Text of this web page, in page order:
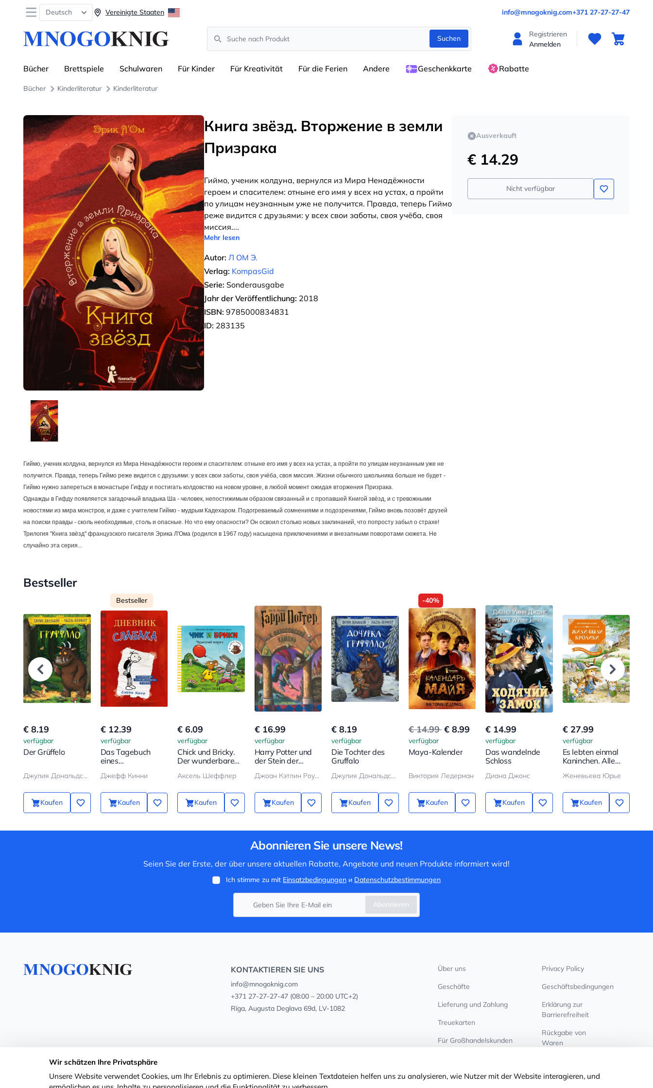
Open menu
Deutsch Vereinigte Staaten info@mnogoknig.com+371 27-27-27-47
Search
Suchen
Registrieren
Anmelden
Bücher Brettspiele Schulwaren Für Kinder Für Kreativität Für die Ferien Andere Geschenkkarte Rabatte
Bücher Kinderliteratur Kinderliteratur
Книга звёзд. Вторжение в земли
Призрака
Гиймо, ученик колдуна, вернулся из Мира Ненадёжности
героем и спасителем: отныне его имя у всех на устах, а пройти
по улицам неузнанным уже не получится. Правда, теперь Гиймо
реже видится с друзьями: у всех свои заботы, своя учёба, своя
миссия....
Mehr lesen
Autor: Л ОМ Э.
Verlag: KompasGid
Serie: Sonderausgabe
Jahr der Veröffentlichung: 2018
ISBN: 9785000834831
ID: 283135
Гиймо, ученик колдуна, вернулся из Мира Ненадёжности героем и спасителем: отныне его имя у всех на устах, а пройти по улицам неузнанным уже не
получится. Правда, теперь Гиймо реже видится с друзьями: у всех свои заботы, своя учёба, своя миссия. Жизни обычного школьника больше не будет -
Гиймо нужно запереться в монастыре Гифду и постигать колдовство на новом уровне, в любой момент ожидая вторжения Призрака.
Однажды в Гифду появляется загадочный владыка Ша - человек, непостижимым образом связанный и с пропавшей Книгой звёзд, и с тревожными
новостями из мира монстров, и даже с учителем Гиймо - мудрым Кадехаром. Подогреваемый сомнениями и подозрениями, Гиймо вновь позовёт друзей
на поиски правды - сколь необходимые, столь и опасные. Но что ему опасности? Он освоил столько новых заклинаний, что попросту забыл о страхе!
Трилогия "Книга звёзд" французского писателя Эрика Л'Ома (родился в 1967 году) насыщена приключениями и внезапными поворотами сюжета. Не
случайно эта серия...
Ausverkauft
€ 14.29
Nicht verfügbar
Bestseller
€ 8.19
verfügbar
Der Grüffelo
Джулия Дональдсон, Аксель Шеффлер
Kaufen
Bestseller
€ 12.39
verfügbar
Das Tagebuch
eines
Джефф Кинни
Kaufen
€ 6.09
verfügbar
Chick und Bricky.
Der wunderbare
Аксель Шеффлер
Kaufen
€ 16.99
verfügbar
Harry Potter und
der Stein der
Джоан Кэтлин Роулинг
Kaufen
€ 8.19
verfügbar
Die Tochter des
Gruffalo
Джулия Дональдсон
Kaufen
-40%
€ 14.99€ 8.99
verfügbar
Maya-Kalender
Виктория Ледерман
Kaufen
€ 14.99
verfügbar
Das wandelnde
Schloss
Диана Джонс
Kaufen
€ 27.99
verfügbar
Es lebten einmal
Kaninchen. Alle
Band
Женевьева Юрье
Kaufen
Abonnieren Sie unsere News!
Seien Sie der Erste, der über unsere aktuellen Rabatte, Angebote und neuen Produkte informiert wird!
Ich stimme zu mit Einsatzbedingungen и Datenschutzbestimmungen
Abonnieren
KONTAKTIEREN SIE UNS
info@mnogoknig.com
+371 27-27-27-47(08:00 – 20:00 UTC+2)
Rīga, Augusta Deglava 69d, LV-1082
Über uns
Geschäfte
Lieferung und Zahlung
Treuekarten
Für Großhandelskunden
Privacy Policy
Geschäftsbedingungen
Erklärung zur
Barrierefreiheit
Rückgabe von
Waren
Wir schätzen Ihre Privatsphäre
Unsere Website verwendet Cookies, um Ihr Erlebnis zu optimieren. Diese kleinen Textdateien helfen uns zu analysieren, wie Nutzer mit der Website interagieren, und